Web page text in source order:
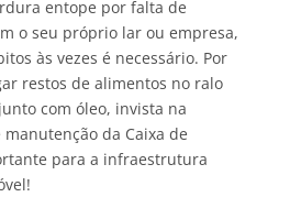
entope por falta de
o seu próprio lar ou empresa,
às vezes é necessário. Por
restos de alimentos no ralo
com óleo, invista na
da Caixa de
para a infraestrutura